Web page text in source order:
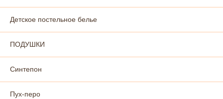
Детское постельное белье
ПОДУШКИ
Синтепон
Пух-перо